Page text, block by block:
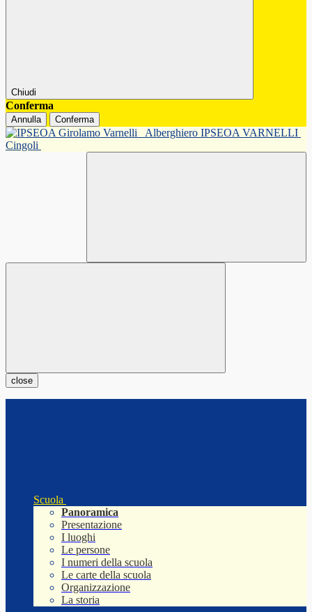
Chiudi
Conferma
Annulla Conferma
Alberghiero IPSEOA VARNELLI
Cingoli
close
Scuola
Panoramica
Presentazione
I luoghi
Le persone
I numeri della scuola
Le carte della scuola
Organizzazione
La storia